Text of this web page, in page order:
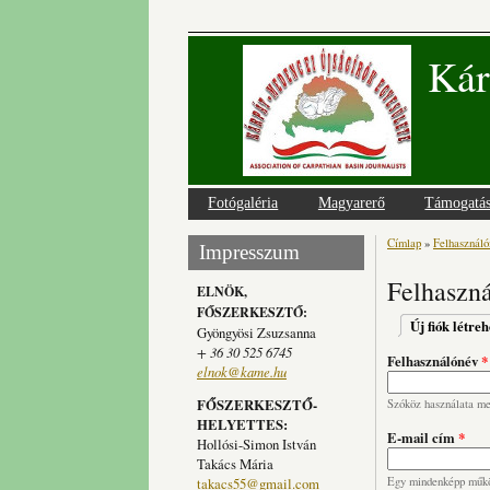
Fotógaléria Magyarerő Támogatás
Impresszum
ELNÖK,
FŐSZERKESZTŐ:
Gyöngyösi Zsuzsanna
+ 36 30 525 6745
elnok@kame.hu
FŐSZERKESZTŐ-
HELYETTES:
Hollósi-Simon István
Takács Mária
takacs55@gmail.com
Jelenlegi
Címlap »
Új fiók
Felhasználónév*
Szóköz használata
E-mail cím*
Egy mindenképp